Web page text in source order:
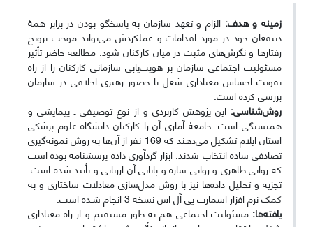
زمینه و هدف: الزام و تعهد سازمان به پاسخگو بودن در برابر همۀ
ذینفعان خود در مورد اقدامات و عملکردش می‌تواند موجب ترویج
رفتارها و نگرش‌های مثبت در میان کارکنان شود. مطالعه حاضر تأثیر
مسئولیت اجتماعی سازمان بر هویت‌یابی سازمانی کارکنان را از راه
تقویت احساس معناداری شغل با حضور رهبری اخلاقی در سازمان
بررسی کرده است.
روش‌شناسی: این پژوهش کاربردی و از نوع توصیفی ـ پیمایشی و
همبستگی است. جامعۀ آماری آن را کارکنان دانشگاه علوم پزشکی
استان ایلام تشکیل می‌دهند که 169 نفر از آن‌ها به روش نمونه‌گیری
تصادفی ساده انتخاب شدند. ابزار گردآوری داده پرسشنامه بوده است
که روایی ظاهری و روایی سازه و پایایی آن ارزیابی و تأیید شده است.
تجزیه و تحلیل داده‌ها نیز با روش مدل‌سازی معادلات ساختاری و به
کمک نرم افزار اسمارت پی آل اس نسخه 3 انجام شـده است.
یافته‌ها:مسئولیت اجتماعی هم به طور مستقیم و از راه معناداری